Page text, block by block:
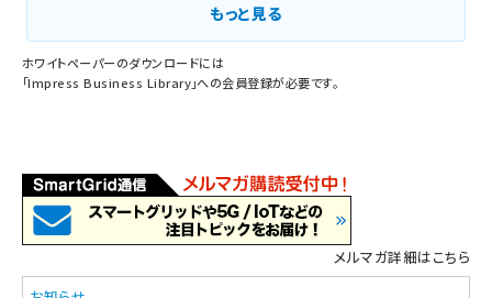
もっと見る
ホワイトペーパーのダウンロードには
「Impress Business Library」への会員登録が必要です。
メルマガ詳細はこちら